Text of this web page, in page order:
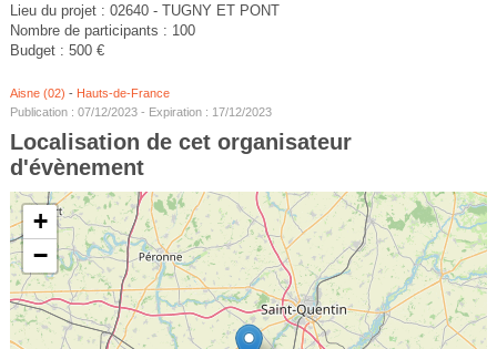
Lieu du projet : 02640 - TUGNY ET PONT
Nombre de participants : 100
Budget : 500 €
Aisne (02) - Hauts-de-France
Publication : 07/12/2023 - Expiration : 17/12/2023
Localisation de cet organisateur
d'évènement
+
−